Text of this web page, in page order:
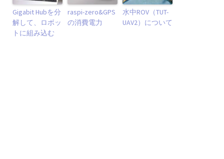
Gigabit Hubを分
解して、ロボッ
トに組み込む
raspi-zero&GPS
の消費電力
水中ROV（TUT-
UAV2）について